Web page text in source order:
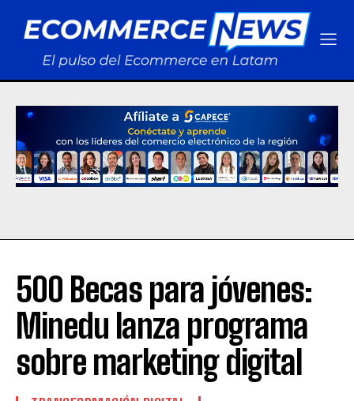
500 Becas para jóvenes:
Minedu lanza programa
sobre marketing digital